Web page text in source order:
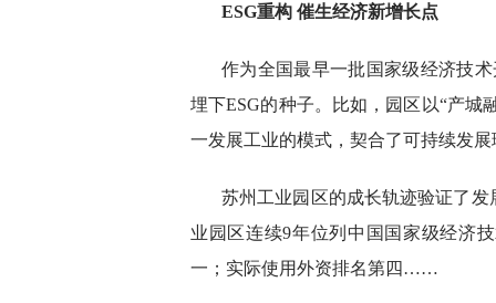
ESG重构 催生经济新增长点
作为全国最早一批国家级经济技
埋下ESG的种子。比如，园区以“产城
一发展工业的模式，契合了可持续发展
苏州工业园区的成长轨迹验证了
业园区连续9年位列中国国家级经济
一；实际使用外资排名第四……